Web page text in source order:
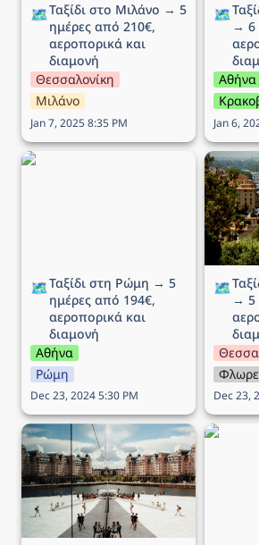
🗺️Ταξίδι στο Μιλάνο → 5
ημέρες από 210€,
αεροπορικά και
διαμονή
Θεσσαλονίκη
Μιλάνο
Jan 7, 2025 8:35 PM
🗺️
→ 6
Αθήνα
Jan 6,
Ταξίδι στη Ρώμη → 5
🗺️Ταξίδι στη Ρώμη → 5
ημέρες από 194€,
αεροπορικά και
διαμονή
Αθήνα
Ρώμη
Dec 23, 2024 5:30 PM
Ταξίδι
5
🗺️
→ 5
Dec 23,
Ταξίδι στο Όσλο (25η
Μαρτίου) → 5 ημέρες
από 292€, αεροπορικά
και διαμονή
Ταξίδι